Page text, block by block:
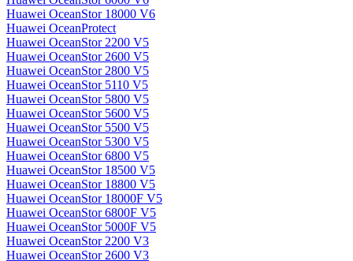
Huawei OceanStor 18000 V6
Huawei OceanProtect
Huawei OceanStor 2200 V5
Huawei OceanStor 2600 V5
Huawei OceanStor 2800 V5
Huawei OceanStor 5110 V5
Huawei OceanStor 5800 V5
Huawei OceanStor 5600 V5
Huawei OceanStor 5500 V5
Huawei OceanStor 5300 V5
Huawei OceanStor 6800 V5
Huawei OceanStor 18500 V5
Huawei OceanStor 18800 V5
Huawei OceanStor 18000F V5
Huawei OceanStor 6800F V5
Huawei OceanStor 5000F V5
Huawei OceanStor 2200 V3
Huawei OceanStor 2600 V3